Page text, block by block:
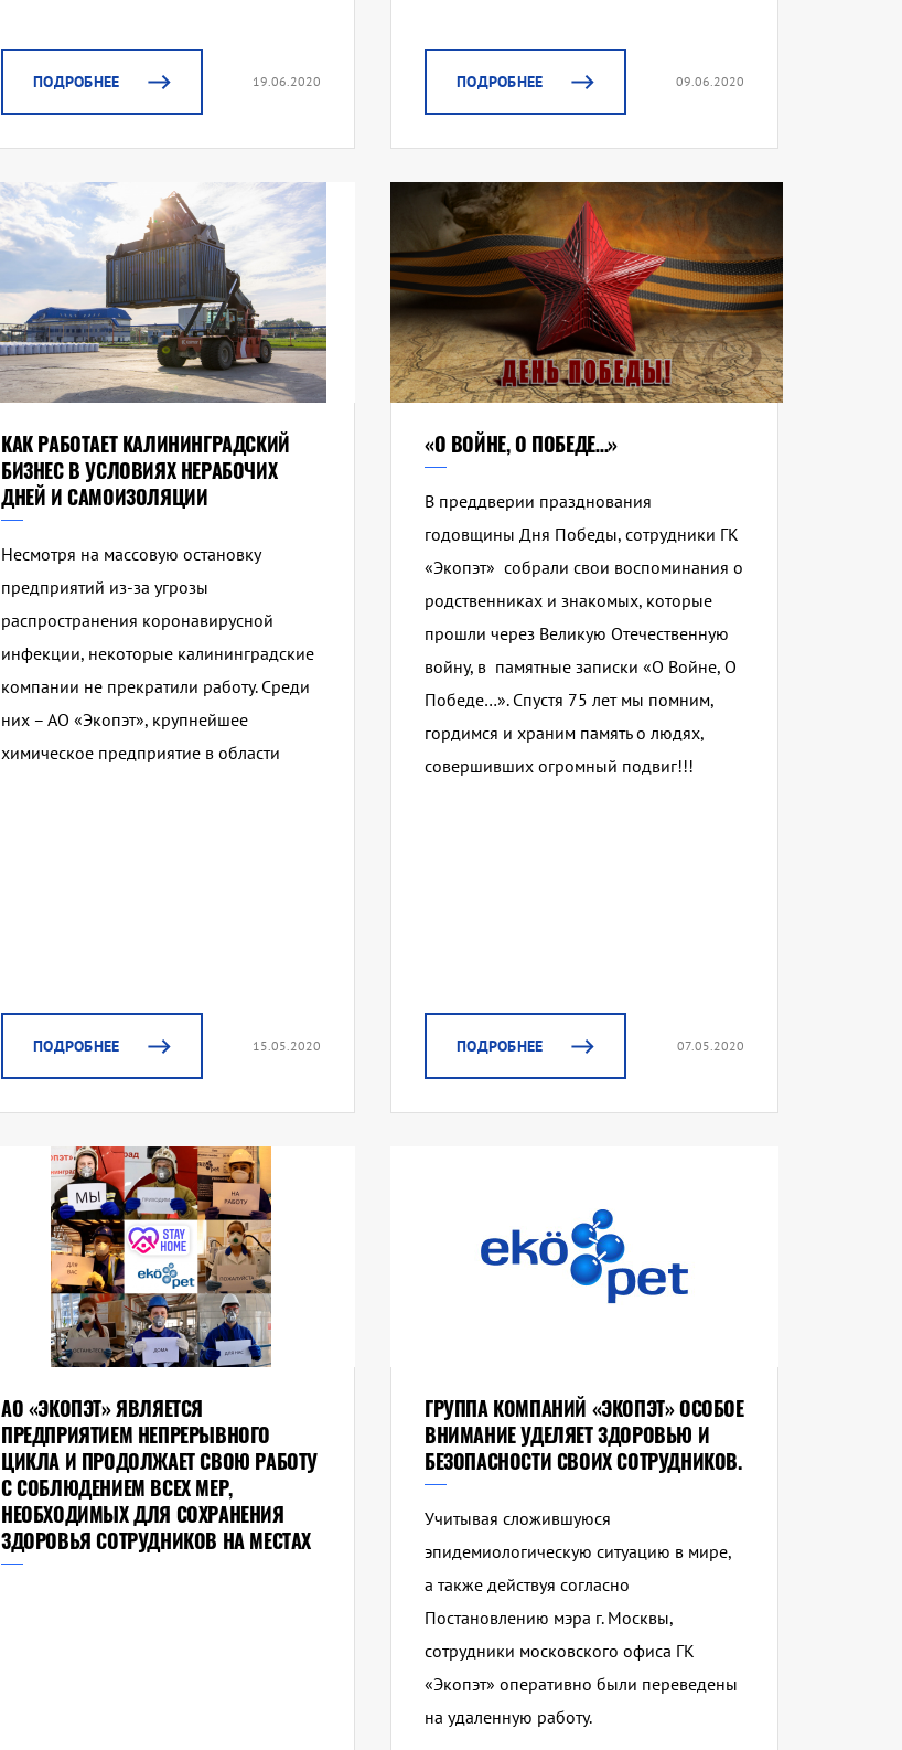
ПОДРОБНЕЕ 19.06.2020 ПОДРОБНЕЕ 09.06.2020
КАК РАБОТАЕТ КАЛИНИНГРАДСКИЙ
БИЗНЕС В УСЛОВИЯХ НЕРАБОЧИХ
ДНЕЙ И САМОИЗОЛЯЦИИ
Несмотря на массовую остановку
предприятий из-за угрозы
распространения коронавирусной
инфекции, некоторые калининградские
компании не прекратили работу. Среди
них – АО «Экопэт», крупнейшее
химическое предприятие в области
ПОДРОБНЕЕ 15.05.2020
«О ВОЙНЕ, О ПОБЕДЕ…»
В преддверии празднования
годовщины Дня Победы, сотрудники ГК
«Экопэт» собрали свои воспоминания о
родственниках и знакомых, которые
прошли через Великую Отечественную
войну, в памятные записки «О Войне, О
Победе…». Спустя 75 лет мы помним,
гордимся и храним память о людях,
совершивших огромный подвиг!!!
ПОДРОБНЕЕ 07.05.2020
АО «ЭКОПЭТ» ЯВЛЯЕТСЯ
ПРЕДПРИЯТИЕМ НЕПРЕРЫВНОГО
ЦИКЛА И ПРОДОЛЖАЕТ СВОЮ РАБОТУ
С СОБЛЮДЕНИЕМ ВСЕХ МЕР,
НЕОБХОДИМЫХ ДЛЯ СОХРАНЕНИЯ
ЗДОРОВЬЯ СОТРУДНИКОВ НА МЕСТАХ
ГРУППА КОМПАНИЙ «ЭКОПЭТ» ОСОБОЕ
ВНИМАНИЕ УДЕЛЯЕТ ЗДОРОВЬЮ И
БЕЗОПАСНОСТИ СВОИХ СОТРУДНИКОВ.
Учитывая сложившуюся
эпидемиологическую ситуацию в мире,
а также действуя согласно
Постановлению мэра г. Москвы,
сотрудники московского офиса ГК
«Экопэт» оперативно были переведены
на удаленную работу.